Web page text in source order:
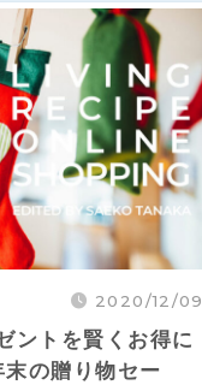
2020/12/09
ントを賢くお得に
の贈り物セー